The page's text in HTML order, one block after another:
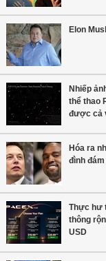
Elon
Nhiếp
thể thao
được cả
Hóa ra
đình
Thực hư
thông
USD